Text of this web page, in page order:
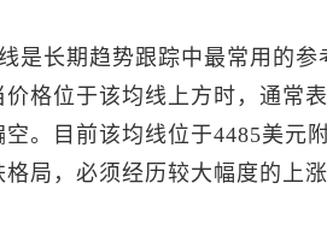
是长期趋势跟踪中最常用的
价格位于该均线上方时，通常
。目前该均线位于4485美元
格局，必须经历较大幅度的上